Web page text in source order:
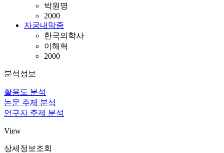
박원명
2000
자궁내막증
한국의학사
이해혁
2000
분석정보
활용도 분석
논문 주제 분석
연구자 주제 분석
View
상세정보조회